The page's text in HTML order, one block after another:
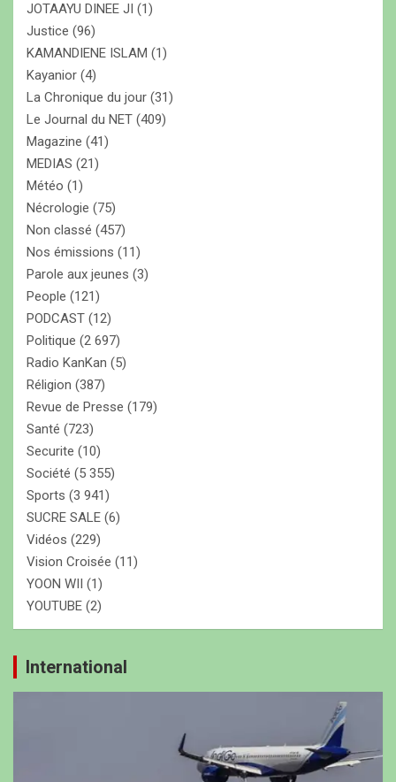
JOTAAYU DINEE JI (1)
Justice (96)
KAMANDIENE ISLAM (1)
Kayanior (4)
La Chronique du jour (31)
Le Journal du NET (409)
Magazine (41)
MEDIAS (21)
Météo (1)
Nécrologie (75)
Non classé (457)
Nos émissions (11)
Parole aux jeunes (3)
People (121)
PODCAST (12)
Politique (2 697)
Radio KanKan (5)
Réligion (387)
Revue de Presse (179)
Santé (723)
Securite (10)
Société (5 355)
Sports (3 941)
SUCRE SALE (6)
Vidéos (229)
Vision Croisée (11)
YOON WII
(1)
YOUTUBE (2)
International